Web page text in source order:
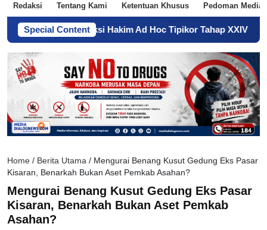
Redaksi Tentang Kami Ketentuan Khusus Pedoman Media
Special Content
Buka Seleksi Hakim Ad Hoc Tipikor Tahap XXIV Tahun 2026
Home / Berita Utama / Mengurai Benang Kusut Gedung Eks Pasar
Kisaran, Benarkah Bukan Aset Pemkab Asahan?
Mengurai Benang Kusut Gedung Eks Pasar
Kisaran, Benarkah Bukan Aset Pemkab
Asahan?